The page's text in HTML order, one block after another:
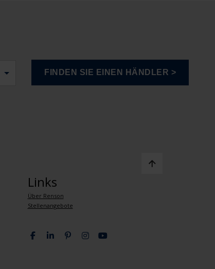
Links
Über Renson
Stellenangebote